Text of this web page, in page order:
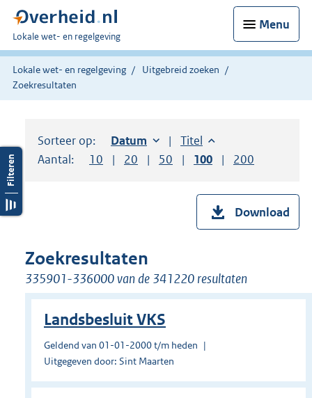
Menu
U
bent
hier:
Lokale wet- en regelgeving
Lokale wet- en regelgeving
Uitgebreid zoeken
Zoekresultaten
Sorteer op: Sorteer op:
Datum oplopendSorteer op:
Titel oplopend
Aantal:
Toon
10 resultaten per pagina
Toon
20 resultaten per pagina
Toon
50 resultaten per pagina
Toon
100 resultaten per
Toon
200
Download
Zoekresultaten
335901-336000 van de 341220 resultaten
Landsbesluit VKS
Geldend van 01-01-2000 t/m heden
Uitgegeven door: Sint Maarten